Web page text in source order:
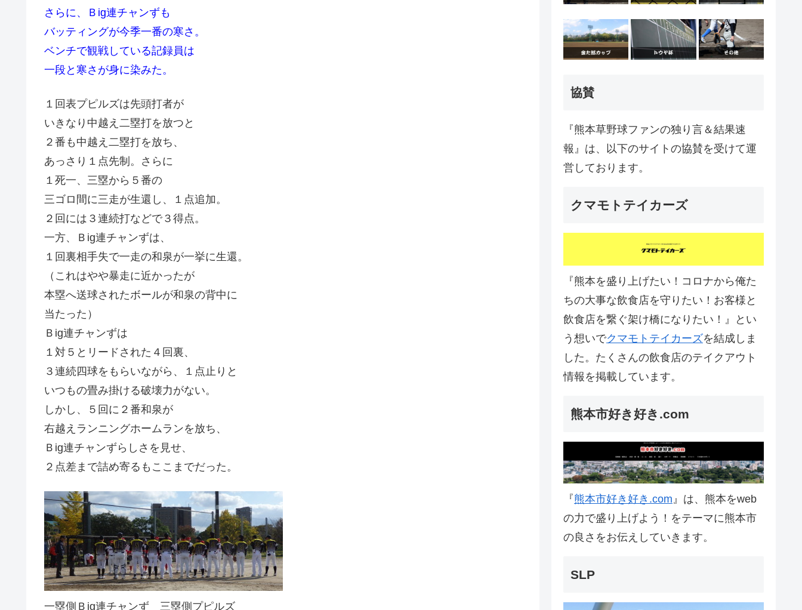
さらに、Ｂig連チャンずも
バッティングが今季一番の寒さ。
ベンチで観戦している記録員は
一段と寒さが身に染みた。
１回表プピルズは先頭打者が
いきなり中越え二塁打を放つと
２番も中越え二塁打を放ち、
あっさり１点先制。さらに
１死一、三塁から５番の
三ゴロ間に三走が生還し、１点追加。
２回には３連続打などで３得点。
一方、Ｂig連チャンずは、
１回裏相手失で一走の和泉が一挙に生還。
（これはやや暴走に近かったが
本塁へ送球されたボールが和泉の背中に
当たった）
Ｂig連チャンずは
１対５とリードされた４回裏、
３連続四球をもらいながら、１点止りと
いつもの畳み掛ける破壊力がない。
しかし、５回に２番和泉が
右越えランニングホームランを放ち、
Ｂig連チャンずらしさを見せ、
２点差まで詰め寄るもここまでだった。
一塁側Ｂig連チャンず 三塁側プピルズ
協賛
『熊本草野球ファンの独り言＆結果速
報』は、以下のサイトの協賛を受けて運
営しております。
クマモトテイカーズ
『熊本を盛り上げたい！コロナから俺た
ちの大事な飲食店を守りたい！お客様と
飲食店を繋ぐ架け橋になりたい！』とい
う想いでクマモトテイカーズを結成しま
した。たくさんの飲食店のテイクアウト
情報を掲載しています。
熊本市好き好き.com
『熊本市好き好き.com 』は、熊本をweb
の力で盛り上げよう！をテーマに熊本市
の良さをお伝えしていきます。
SLP